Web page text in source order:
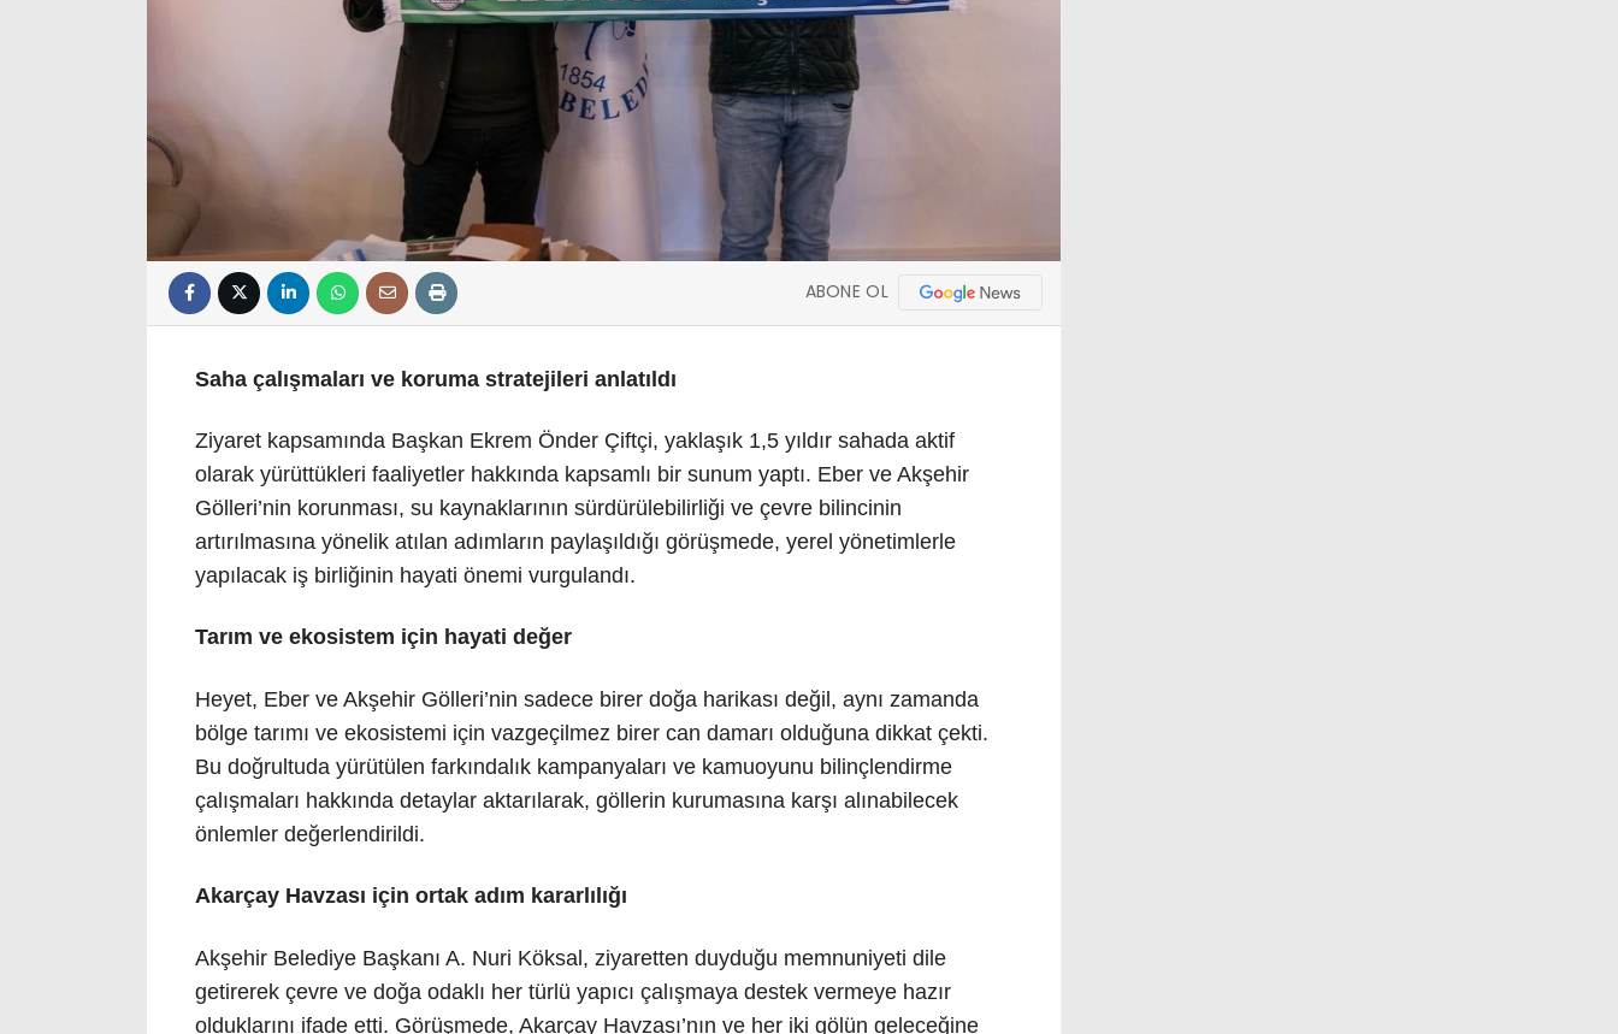
ABONE OL
Saha çalışmaları ve koruma stratejileri anlatıldı
Ziyaret kapsamında Başkan Ekrem Önder Çiftçi, yaklaşık 1,5 yıldır sahada aktif
olarak yürüttükleri faaliyetler hakkında kapsamlı bir sunum yaptı. Eber ve Akşehir
Gölleri’nin korunması, su kaynaklarının sürdürülebilirliği ve çevre bilincinin
artırılmasına yönelik atılan adımların paylaşıldığı görüşmede, yerel yönetimlerle
yapılacak iş birliğinin hayati önemi vurgulandı.
Tarım ve ekosistem için hayati değer
Heyet, Eber ve Akşehir Gölleri’nin sadece birer doğa harikası değil, aynı zamanda
bölge tarımı ve ekosistemi için vazgeçilmez birer can damarı olduğuna dikkat çekti.
Bu doğrultuda yürütülen farkındalık kampanyaları ve kamuoyunu bilinçlendirme
çalışmaları hakkında detaylar aktarılarak, göllerin kurumasına karşı alınabilecek
önlemler değerlendirildi.
Akarçay Havzası için ortak adım kararlılığı
Akşehir Belediye Başkanı A. Nuri Köksal, ziyaretten duyduğu memnuniyeti dile
getirerek çevre ve doğa odaklı her türlü yapıcı çalışmaya destek vermeye hazır
olduklarını ifade etti. Görüşmede, Akarçay Havzası’nın ve her iki gölün geleceğine